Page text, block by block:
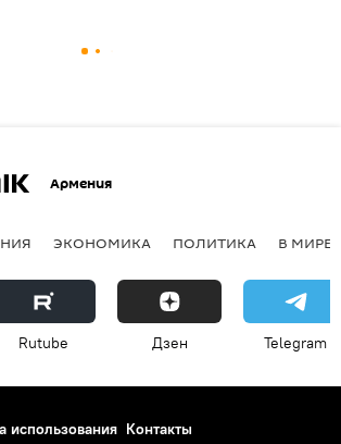
Армения
ЭКОНОМИКА ПОЛИТИКА В МИРЕ
Rutube Дзен Telegram
использования Контакты